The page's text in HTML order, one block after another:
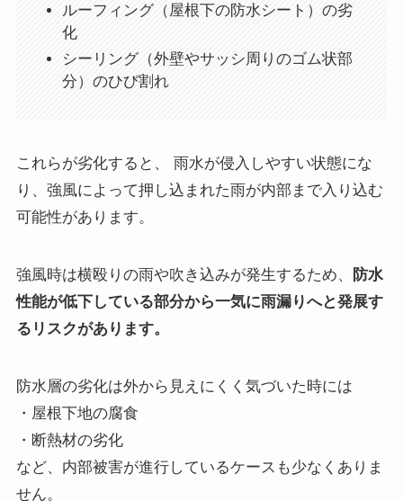
ルーフィング（屋根下の防水シート）の劣
化
シーリング（外壁やサッシ周りのゴム状部
分）のひび割れ
これらが劣化すると、 雨水が侵入しやすい状態にな
り、強風によって押し込まれた雨が内部まで入り込む
可能性があります。
強風時は横殴りの雨や吹き込みが発生するため、
防水
性能が低下している部分から一気に雨漏りへと発展す
るリスクがあります。
防水層の劣化は外から見えにくく気づいた時には
・屋根下地の腐食
・断熱材の劣化
など、内部被害が進行しているケースも少なくありま
せん。